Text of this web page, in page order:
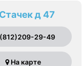
д 47
29-49
На карте